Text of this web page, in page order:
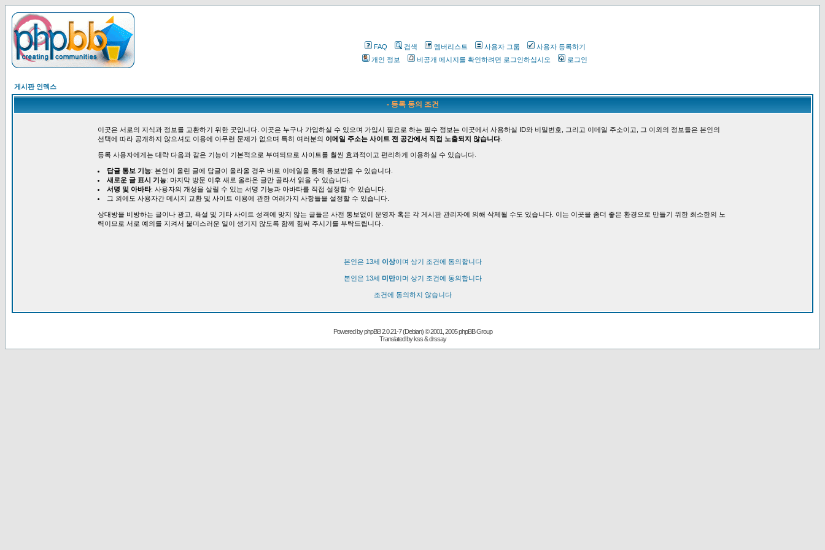
FAQ 검색 멤버리스트 사용자 그룹
사용자 등록하기
개인 정보
비공개 메시지를 확인하려면 로그인하십시오 로그인
게시판 인덱스
- 등록 동의 조건
이곳은 서로의 지식과 정보를 교환하기 위한 곳입니다. 이곳은 누구나 가입하실 수 있으며 가입시 필요로 하는 필수 정보는 이곳에서 사용하실 ID와 비밀번호, 그리고 이메일 주소이고, 그 이외의 정보들은 본인의
선택에 따라 공개하지 않으셔도 이용에 아무런 문제가 없으며 특히 여러분의 이메일 주소는 사이트 전 공간에서 직접 노출되지 않습니다.
등록 사용자에게는 대략 다음과 같은 기능이 기본적으로 부여되므로 사이트를 훨씬 효과적이고 편리하게 이용하실 수 있습니다.
답글 통보 기능: 본인이 올린 글에 답글이 올라올 경우 바로 이메일을 통해 통보받을 수 있습니다.
새로운 글 표시 기능: 마지막 방문 이후 새로 올라온 글만 골라서 읽을 수 있습니다.
서명 및 아바타: 사용자의 개성을 살릴 수 있는 서명 기능과 아바타를 직접 설정할 수 있습니다.
그 외에도 사용자간 메시지 교환 및 사이트 이용에 관한 여러가지 사항들을 설정할 수 있습니다.
상대방을 비방하는 글이나 광고, 욕설 및 기타 사이트 성격에 맞지 않는 글들은 사전 통보없이 운영자 혹은 각 게시판 관리자에 의해 삭제될 수도 있습니다. 이는 이곳을 좀더 좋은 환경으로 만들기 위한 최소한의 노
력이므로 서로 예의를 지켜서 불미스러운 일이 생기지 않도록 함께 힘써 주시기를 부탁드립니다.
본인은 13세 이상이며 상기 조건에 동의합니다
본인은 13세 미만이며 상기 조건에 동의합니다
조건에 동의하지 않습니다
Powered byphpBB2.0.21-7 (Debian) © 2001, 2005 phpBB Group
Translated by kss & drssay